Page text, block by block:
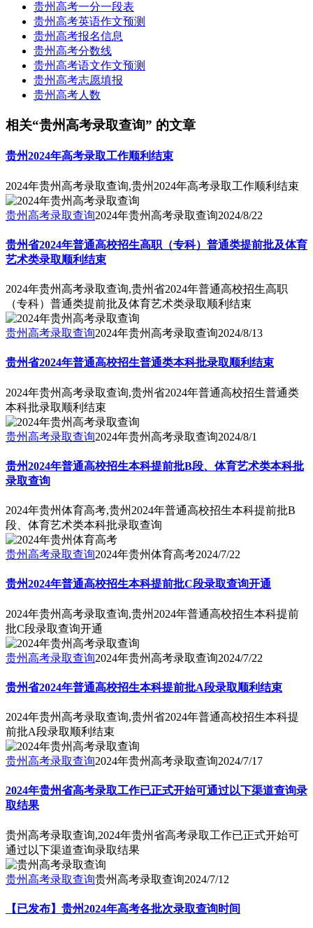
贵州高考一分一段表
贵州高考英语作文预测
贵州高考报名信息
贵州高考分数线
贵州高考语文作文预测
贵州高考志愿填报
贵州高考人数
相关“贵州高考录取查询” 的文章
贵州2024年高考录取工作顺利结束
2024年贵州高考录取查询,贵州2024年高考录取工作顺利结束
贵州高考录取查询2024年贵州高考录取查询2024/8/22
贵州省2024年普通高校招生高职（专科）普通类提前批及体育
艺术类录取顺利结束
2024年贵州高考录取查询,贵州省2024年普通高校招生高职
（专科）普通类提前批及体育艺术类录取顺利结束
贵州高考录取查询2024年贵州高考录取查询2024/8/13
贵州省2024年普通高校招生普通类本科批录取顺利结束
2024年贵州高考录取查询,贵州省2024年普通高校招生普通类
本科批录取顺利结束
贵州高考录取查询2024年贵州高考录取查询2024/8/1
贵州2024年普通高校招生本科提前批B段、体育艺术类本科批
录取查询
2024年贵州体育高考,贵州2024年普通高校招生本科提前批B
段、体育艺术类本科批录取查询
贵州高考录取查询2024年贵州体育高考2024/7/22
贵州2024年普通高校招生本科提前批C段录取查询开通
2024年贵州高考录取查询,贵州2024年普通高校招生本科提前
批C段录取查询开通
贵州高考录取查询2024年贵州高考录取查询2024/7/22
贵州省2024年普通高校招生本科提前批A段录取顺利结束
2024年贵州高考录取查询,贵州省2024年普通高校招生本科提
前批A段录取顺利结束
贵州高考录取查询2024年贵州高考录取查询2024/7/17
2024年贵州省高考录取工作已正式开始可通过以下渠道查询录
取结果
贵州高考录取查询,2024年贵州省高考录取工作已正式开始可
通过以下渠道查询录取结果
贵州高考录取查询贵州高考录取查询2024/7/12
【已发布】贵州2024年高考各批次录取查询时间